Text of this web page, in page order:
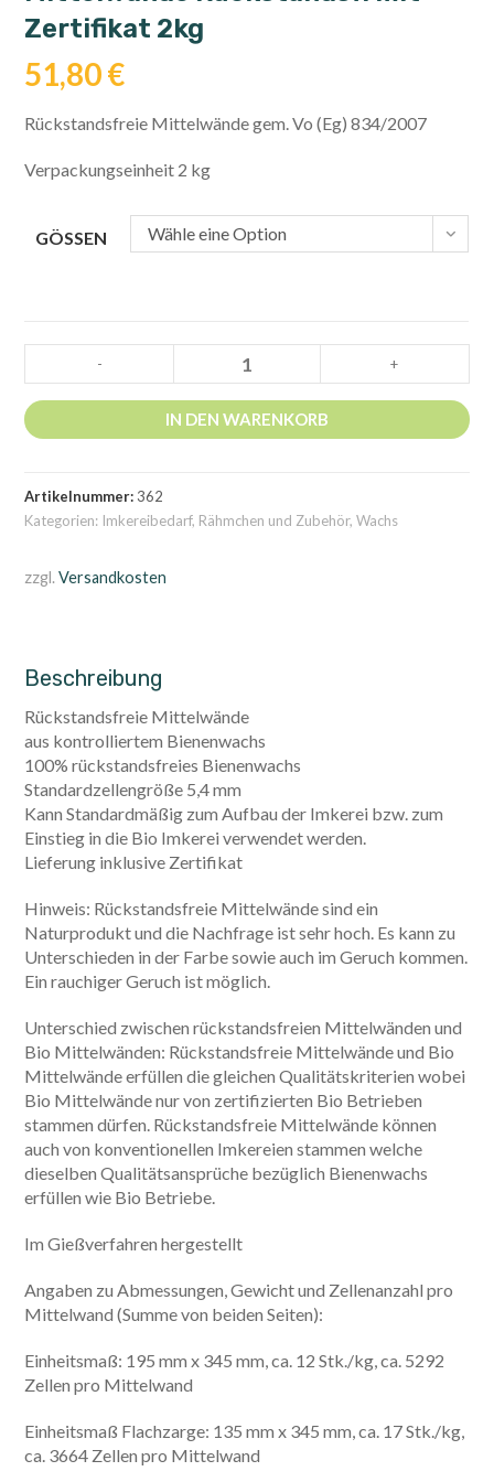
Zertifikat 2kg
51,80€
Rückstandsfreie Mittelwände gem. Vo (Eg) 834/2007
Verpackungseinheit 2 kg
GÖSSEN Wähle eine Option
Rückstandsf.
mit
Zertifikat
- +
IN DEN WARENKORB
Artikelnummer: 362
Kategorien: Imkereibedarf, Rähmchen und Zubehör,Wachs
zzgl.Versandkosten
Beschreibung
Rückstandsfreie Mittelwände
aus kontrolliertem Bienenwachs
100% rückstandsfreies Bienenwachs
Standardzellengröße 5,4 mm
Kann Standardmäßig zum Aufbau der Imkerei bzw. zum
Einstieg in die Bio Imkerei verwendet werden.
Lieferung inklusive Zertifikat
Hinweis: Rückstandsfreie Mittelwände sind ein
Naturprodukt und die Nachfrage ist sehr hoch. Es kann zu
Unterschieden in der Farbe sowie auch im Geruch kommen.
Ein rauchiger Geruch ist möglich.
Unterschied zwischen rückstandsfreien Mittelwänden und
Bio Mittelwänden: Rückstandsfreie Mittelwände und Bio
Mittelwände erfüllen die gleichen Qualitätskriterien wobei
Bio Mittelwände nur von zertifizierten Bio Betrieben
stammen dürfen. Rückstandsfreie Mittelwände können
auch von konventionellen Imkereien stammen welche
dieselben Qualitätsansprüche bezüglich Bienenwachs
erfüllen wie Bio Betriebe.
Im Gießverfahren hergestellt
Angaben zu Abmessungen, Gewicht und Zellenanzahl pro
Mittelwand (Summe von beiden Seiten):
Einheitsmaß: 195 mm x 345 mm, ca. 12 Stk./kg, ca. 5292
Zellen pro Mittelwand
Einheitsmaß Flachzarge: 135 mm x 345 mm, ca. 17 Stk./kg,
ca. 3664 Zellen pro Mittelwand